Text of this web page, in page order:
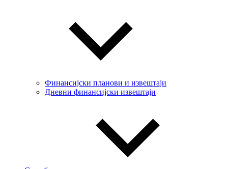
Финансијски планови и извештаји
Дневни финансијски извештаји